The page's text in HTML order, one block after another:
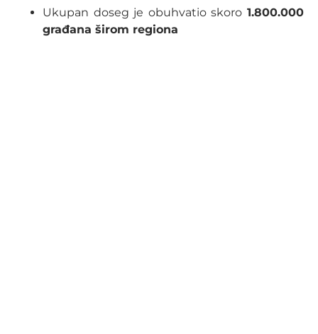
Ukupan doseg je obuhvatio skoro 1.800.000
građana širom regiona